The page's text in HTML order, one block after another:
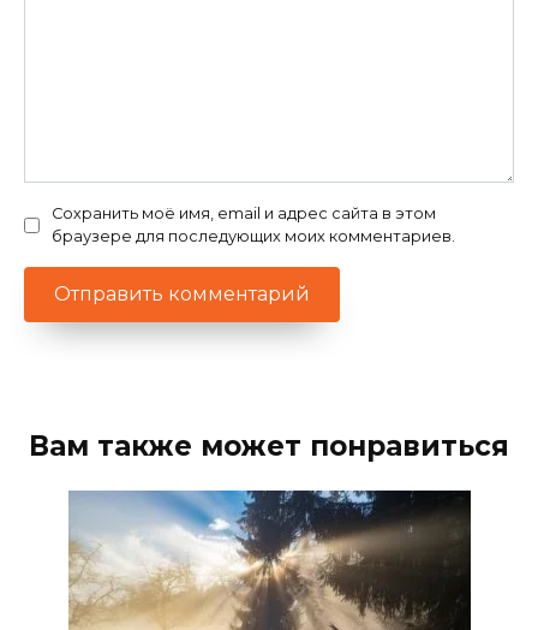
Сохранить моё имя, email и адрес сайта в этом
браузере для последующих моих комментариев.
Вам также может понравиться